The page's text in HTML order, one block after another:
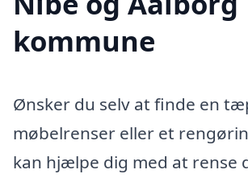
kommune
Ønsker du selv at finde en
møbelrenser eller et
kan hjælpe dig med at rense